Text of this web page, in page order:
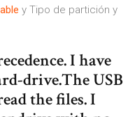
y Tipo de partición y
I have
drive.The USB
the files. I